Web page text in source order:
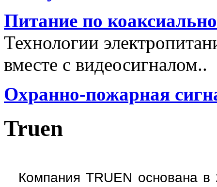
Питание по
Технологии
вместе с видеосигналом..
Охранно-пожарная
Truen
Компания TRUEN основана в